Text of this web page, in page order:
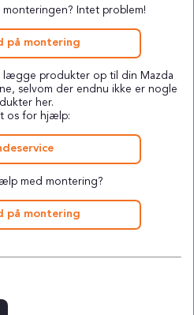
Intet problem!
på montering
lægge produkter op til din Mazda
selvom der endnu ikke er nogle
her.
os for hjælp:
med montering?
på montering